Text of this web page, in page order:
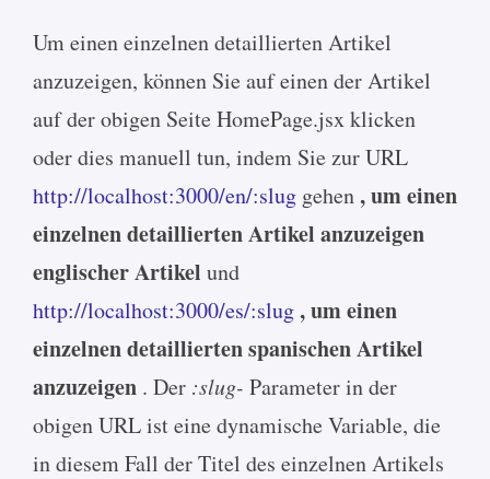
Um einen einzelnen detaillierten Artikel
anzuzeigen, können Sie auf einen der Artikel
auf der obigen Seite HomePage.jsx klicken
oder dies manuell tun, indem Sie zur URL
http://localhost:3000/en/:slug gehen, um einen
einzelnen detaillierten Artikel anzuzeigen
englischer Artikel und
http://localhost:3000/es/:slug, um einen
einzelnen detaillierten spanischen Artikel
anzuzeigen . Der :slug- Parameter in der
obigen URL ist eine dynamische Variable, die
in diesem Fall der Titel des einzelnen Artikels